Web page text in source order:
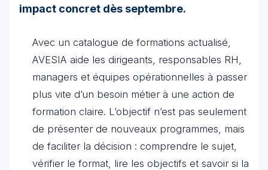
impact concret dès septembre.
Avec un catalogue de formations actualisé,
AVESIA aide les dirigeants, responsables RH,
managers et équipes opérationnelles à passer
plus vite d’un besoin métier à une action de
formation claire. L’objectif n’est pas seulement
de présenter de nouveaux programmes, mais
de faciliter la décision : comprendre le sujet,
vérifier le format, lire les objectifs et savoir si la